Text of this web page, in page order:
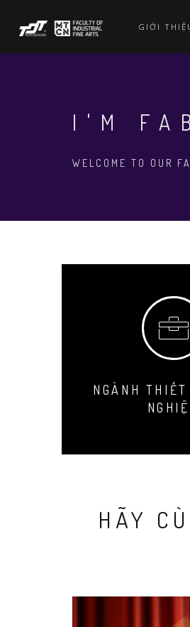
main
content
GIỚI
I'M
WELCOME TO OUR
NGÀNH THIẾT
HÃY